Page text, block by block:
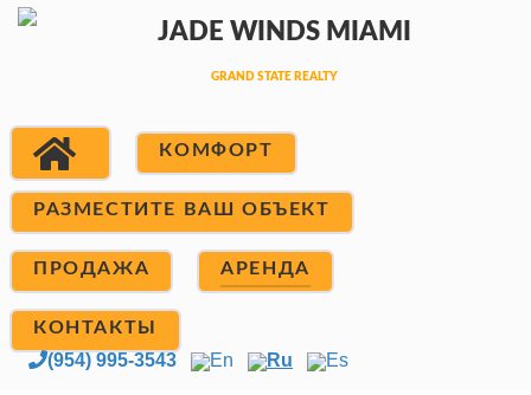
КОМФОРТ
РАЗМЕСТИТЕ ВАШ ОБЪЕКТ
ПРОДАЖА АРЕНДА
КОНТАКТЫ
(954) 995-3543 En Ru Es